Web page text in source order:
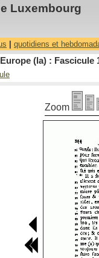
Luxembourg
quotidiens et
(la) : Fascicule
Zoom